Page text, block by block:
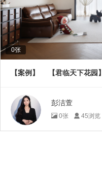
0张
【案例】 【君临天下花园】
彭洁萱
0张 45浏览